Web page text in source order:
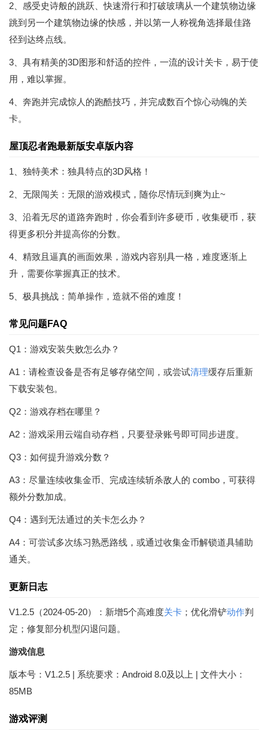
2、感受史诗般的跳跃、快速滑行和打破玻璃从一个建筑物边缘
跳到另一个建筑物边缘的快感，并以第一人称视角选择最佳路
径到达终点线。
3、具有精美的3D图形和舒适的控件，一流的设计关卡，易于使
用，难以掌握。
4、奔跑并完成惊人的跑酷技巧，并完成数百个惊心动魄的关
卡。
屋顶忍者跑最新版安卓版内容
1、独特美术：独具特点的3D风格！
2、无限闯关：无限的游戏模式，随你尽情玩到爽为止~
3、沿着无尽的道路奔跑时，你会看到许多硬币，收集硬币，获
得更多积分并提高你的分数。
4、精致且逼真的画面效果，游戏内容别具一格，难度逐渐上
升，需要你掌握真正的技术。
5、极具挑战：简单操作，造就不俗的难度！
常见问题FAQ
Q1：游戏安装失败怎么办？
A1：请检查设备是否有足够存储空间，或尝试清理缓存后重新
下载安装包。
Q2：游戏存档在哪里？
A2：游戏采用云端自动存档，只要登录账号即可同步进度。
Q3：如何提升游戏分数？
A3：尽量连续收集金币、完成连续斩杀敌人的 combo，可获得
额外分数加成。
Q4：遇到无法通过的关卡怎么办？
A4：可尝试多次练习熟悉路线，或通过收集金币解锁道具辅助
通关。
更新日志
V1.2.5（2024-05-20）：新增5个高难度关卡 ；优化滑铲动作判
定；修复部分机型闪退问题。
游戏信息
版本号：V1.2.5 | 系统要求：Android 8.0及以上 | 文件大小：
85MB
游戏评测